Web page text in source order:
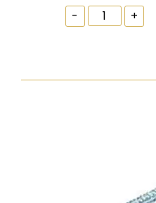
69,40 Ft.40,92 Ft.
-
Ácsszerkezeti
csavar,
fejjel,
+